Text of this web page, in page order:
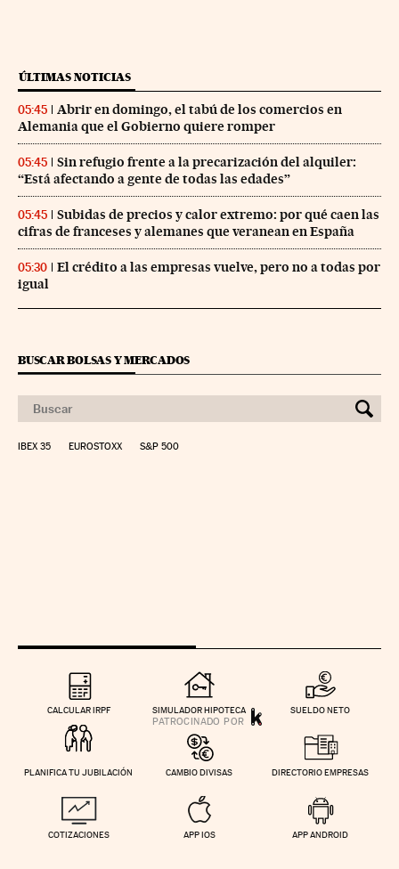
ÚLTIMAS NOTICIAS
05:45
Abrir en domingo, el tabú de los comercios en
Alemania que el Gobierno quiere romper
05:45
Sin refugio frente a la precarización del alquiler:
“Está afectando a gente de todas las edades”
05:45
Subidas de precios y calor extremo: por qué caen las
cifras de franceses y alemanes que veranean en España
05:30
El crédito a las empresas vuelve, pero no a todas por
igual
BUSCAR BOLSAS Y MERCADOS
IBEX 35 EUROSTOXX S&P 500
CALCULAR IRPF SIMULADOR HIPOTECA SUELDO NETO
PLANIFICA TU JUBILACIÓN CAMBIO DIVISAS DIRECTORIO EMPRESAS
COTIZACIONES APP IOS APP ANDROID